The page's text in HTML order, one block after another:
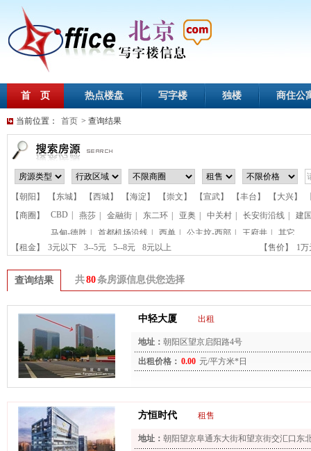
首 页 热点楼盘 写字楼 独楼 商住公
当前位置： 首页 > 查询结果
【朝阳】 【东城】 【西城】 【海淀】 【崇文】 【宣武】 【丰台】 【大兴】
【商圈】
CBD 燕莎 金融街 东二环 亚奥 中关村 长安街沿线
建
马甸-德胜 | 首都机场沿线 | 西单 | 公主坟-西部 | 王府井 |
其它
【租金】
3元以下 3--5元 5--8元 8元以上 【售价】 1
查询结果 共80条房源信息供您选择
中轻大厦 出租
地址： 朝阳区望京启阳路4号
出租价格： 0.00 元/平方米*日
方恒时代 租售
地址： 朝阳望京阜通东大街和望京街交汇口东